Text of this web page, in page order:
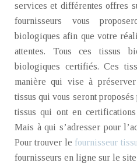
services et différentes offres
fournisseurs vous
biologiques afin que votre
attentes. Tous ces tissus
biologiques certifiés. Ces
manière qui vise à
tissus qui vous seront
tissus qui ont en
Mais à qui s’adresser pour
Pour trouver le fournisseur
fournisseurs en ligne sur le